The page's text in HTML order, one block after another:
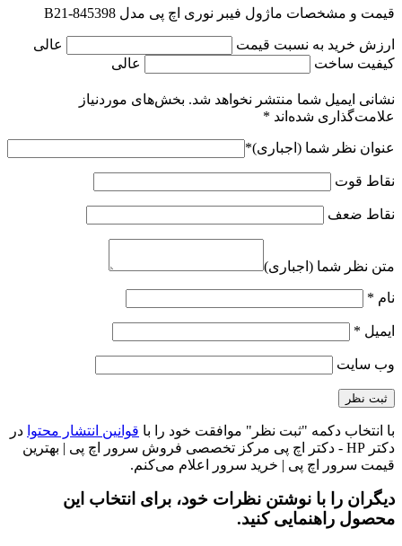
قیمت و مشخصات ماژول فیبر نوری اچ پی مدل 845398-B21
ارزش خرید به نسبت قیمت
عالی
کیفیت ساخت
عالی
نشانی ایمیل شما منتشر نخواهد شد. بخش‌های موردنیاز
علامت‌گذاری شده‌اند *
عنوان نظر شما (اجباری)*
نقاط قوت
نقاط ضعف
متن نظر شما (اجباری)
نام *
ایمیل *
وب‌ سایت
با انتخاب دکمه "ثبت نظر" موافقت خود را با قوانین انتشار محتوا در
دکتر HP - دکتر اچ پی مرکز تخصصی فروش سرور اچ پی | بهترین
قیمت سرور اچ پی | خرید سرور اعلام می‌کنم.
دیگران را با نوشتن نظرات خود، برای انتخاب این
محصول راهنمایی کنید.